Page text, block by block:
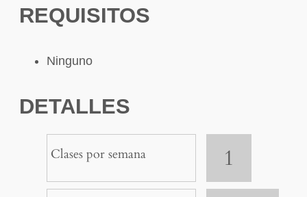
REQUISITOS
Ninguno
DETALLES
Clases por semana 1